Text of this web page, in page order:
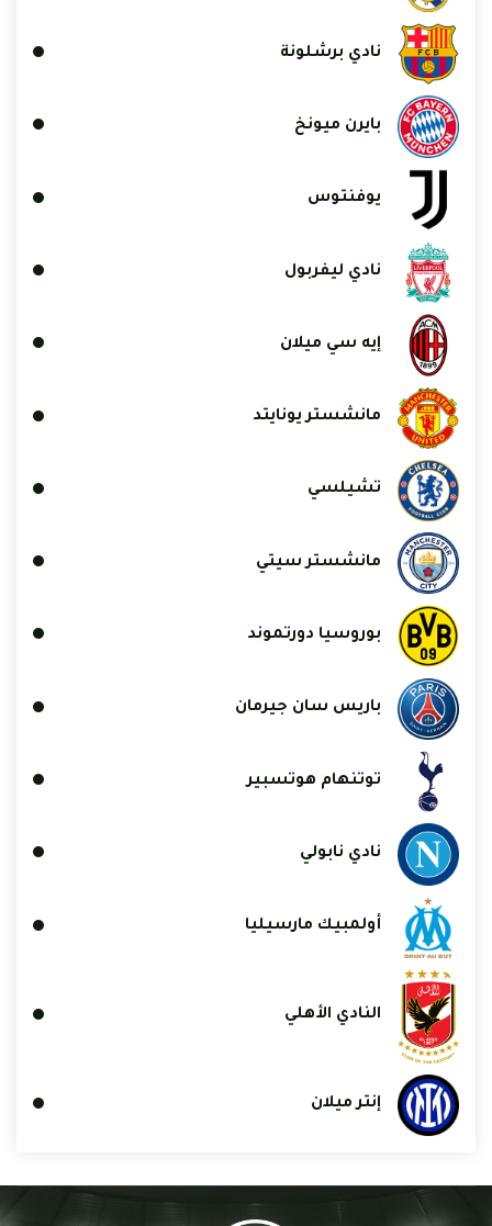
نادي برشلونة
بايرن ميونخ
يوفنتوس
نادي ليفربول
إيه سي ميلان
مانشستر يونايتد
تشيلسي
مانشستر سيتي
بوروسيا دورتموند
باريس سان جيرمان
توتنهام هوتسبير
نادي نابولي
أولمبيك مارسيليا
النادي الأهلي
إنتر ميلان